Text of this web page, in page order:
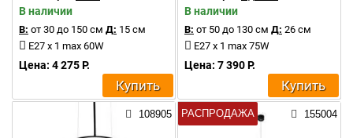
В наличии
В: от 30 до 150 см Д: 15 см
E27 x 1 max 60W
Цена: 4 275 Р.
Купить
В наличии
В: от 50 до 130 см Д: 26 см
E27 x 1 max 75W
Цена: 7 390 Р.
Купить
108905 РАСПРОДАЖА 155004